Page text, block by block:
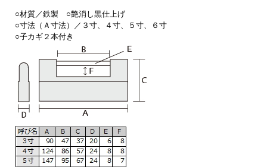
○材質／鉄製 ○艶消し黒仕上げ
○寸法（Ａ寸法）／３寸、４寸、５寸、６寸
○子カギ２本付き